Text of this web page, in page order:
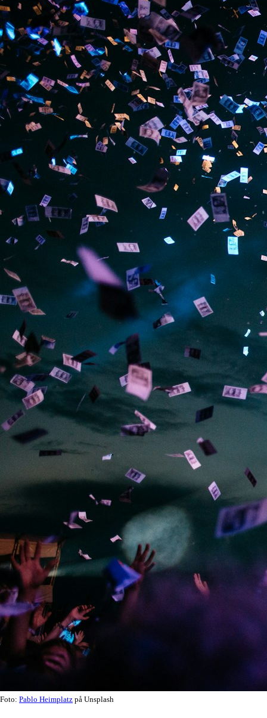
Foto: Pablo Heimplatz på Unsplash